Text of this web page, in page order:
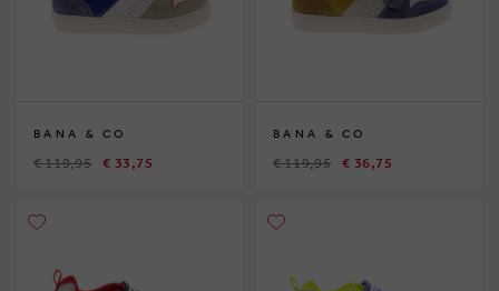
BANA & CO
€ 119,95 € 33,75
BANA & CO
€ 119,95 € 36,75